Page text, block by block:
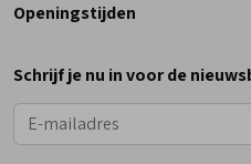
Openingstijden
Dinsdag
Woensdag
Schrijf je nu in voor de